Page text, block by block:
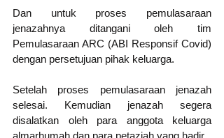
Dan untuk proses pemulasaraan
jenazahnya ditangani oleh tim
Pemulasaraan ARC (ABI Responsif Covid)
dengan persetujuan pihak keluarga.
Setelah proses pemulasaraan jenazah
selesai. Kemudian jenazah segera
disalatkan oleh para anggota keluarga
almarhumah dan para petaziah yang hadir.